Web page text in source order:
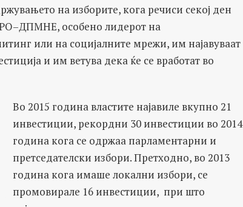
на изборите, кога речиси секој ден
особено лидерот на
или на социјалните мрежи, им најавуваат
и им ветува дека ќе се вработат во
Во 2015 година властите најавиле вкупно 21
инвестиции, рекордни 30 инвестиции во 2014
година кога се одржаа парламентарни и
претседателски избори. Претходно, во 2013
година кога имаше локални избори, се
промовирале 16 инвестиции, при што